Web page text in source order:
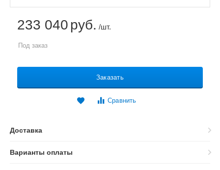
233 040руб. /шт.
Под заказ
Заказать
Сравнить
Доставка
Варианты оплаты